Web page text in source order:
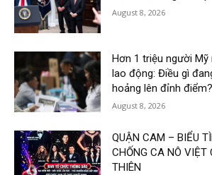
August 8, 2026
Hơn 1 triệu người
lao động: Điều gì
hoảng lên đỉnh điểm?
August 8, 2026
QUẬN CAM – BIỂU
CHỐNG CA NÔ VIỆT
THIÊN